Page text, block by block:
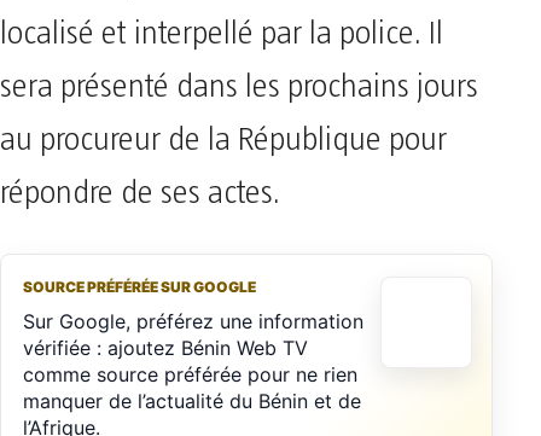
localisé et interpellé par la police. Il
sera présenté dans les prochains jours
au procureur de la République pour
répondre de ses actes.
SOURCE PRÉFÉRÉE SUR GOOGLE
Sur Google, préférez une information
vérifiée : ajoutez Bénin Web TV
comme source préférée pour ne rien
manquer de l’actualité du Bénin et de
l’Afrique.